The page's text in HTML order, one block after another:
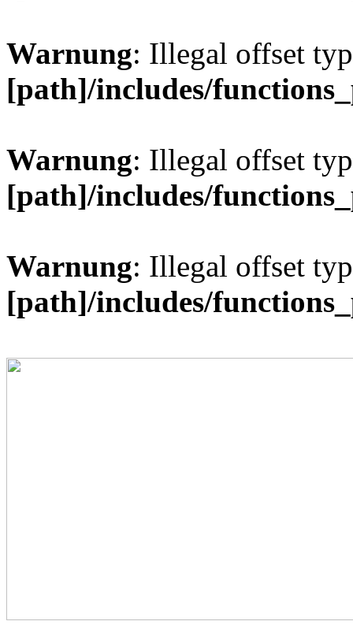
Warnung: Illegal offset
[path]/includes/
Warnung: Illegal offset
[path]/includes/
Warnung: Illegal offset
[path]/includes/